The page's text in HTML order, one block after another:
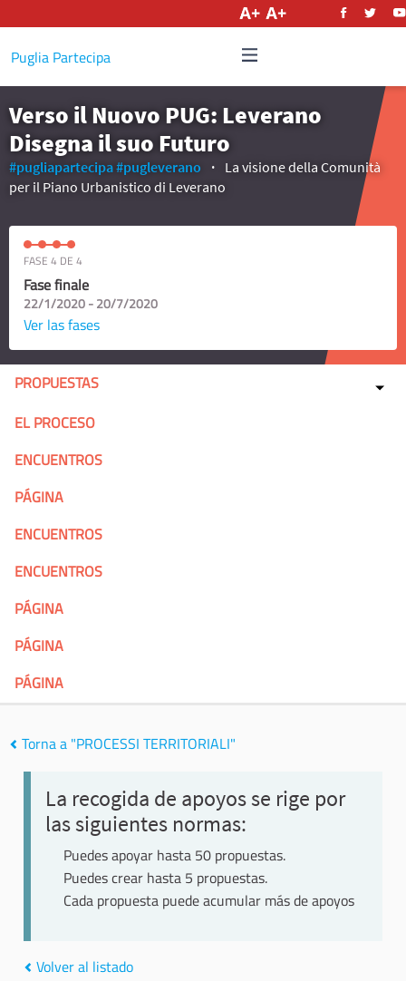
Puglia Partecipa
Verso il Nuovo PUG: Leverano
Disegna il suo Futuro
#pugliapartecipa#pugleverano
La visione della Comunità
per il Piano Urbanistico di Leverano
FASE 4 DE 4
Fase finale
22/1/2020 - 20/7/2020
Ver las fases
PROPUESTAS
EL PROCESO
ENCUENTROS
PÁGINA
ENCUENTROS
ENCUENTROS
PÁGINA
PÁGINA
PÁGINA
Torna a "PROCESSI TERRITORIALI"
La recogida de apoyos se rige por
las siguientes normas:
Puedes apoyar hasta 50 propuestas.
Puedes crear hasta 5 propuestas.
Cada propuesta puede acumular más de apoyos
Volver al listado